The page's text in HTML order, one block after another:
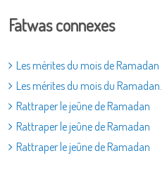
Fatwas connexes
Les mérites du mois de Ramadan
Les mérites du mois du Ramadan.
Rattraper le jeûne de Ramadan
Rattraper le jeûne de Ramadan
Rattraper le jeûne de Ramadan